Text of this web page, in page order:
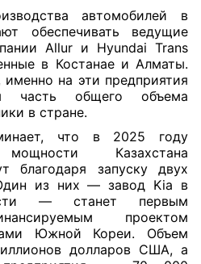
автомобилей в
обеспечивать ведущие
Allur и Hyundai Trans
в Костанае и Алматы.
на эти предприятия
часть общего объема
в стране.
что в 2025 году
мощности Казахстана
благодаря запуску двух
из них — завод Kia в
— станет первым
проектом
Южной Кореи. Объем
долларов США, а